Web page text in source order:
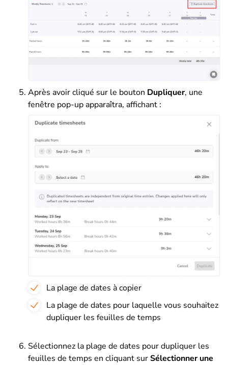
Après avoir cliqué sur le bouton Dupliquer, une
fenêtre pop-up apparaîtra, affichant :
La plage de dates à copier
La plage de dates pour laquelle vous souhaitez
dupliquer les feuilles de temps
Sélectionnez la plage de dates pour dupliquer les
feuilles de temps en cliquant surSélectionner une